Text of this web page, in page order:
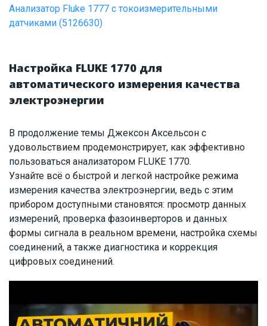
Анализатор Fluke 1777 с токоизмерительными
датчиками (5126630)
Настройка FLUKE 1770 для
автоматического измерения качества
электроэнергии
В продолжение темы Джексон Аксельсон с
удовольствием продемонстрирует, как эффективно
пользоваться анализатором FLUKE 1770.
Узнайте всё о быстрой и легкой настройке режима
измерения качества электроэнергии, ведь с этим
прибором доступными становятся: просмотр данных
измерений, проверка фазоинверторов и данных
формы сигнала в реальном времени, настройка схемы
соединений, а также диагностика и коррекция
цифровых соединений.